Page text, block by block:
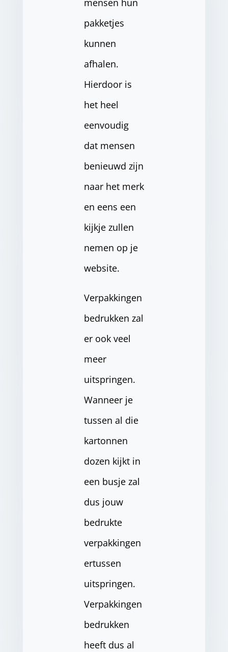
mensen hun
pakketjes
kunnen
afhalen.
Hierdoor is
het heel
eenvoudig
dat mensen
benieuwd zijn
naar het merk
en eens een
kijkje zullen
nemen op je
website.
Verpakkingen
bedrukken zal
er ook veel
meer
uitspringen.
Wanneer je
tussen al die
kartonnen
dozen kijkt in
een busje zal
dus jouw
bedrukte
verpakkingen
ertussen
uitspringen.
Verpakkingen
bedrukken
heeft dus al